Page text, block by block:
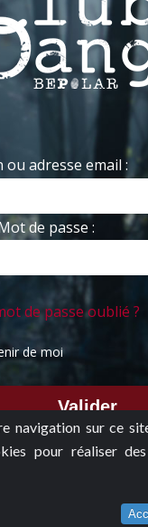
navigation sur ce
pour réaliser
ou adresse email :
de passe :
de passe oublié ?
de moi